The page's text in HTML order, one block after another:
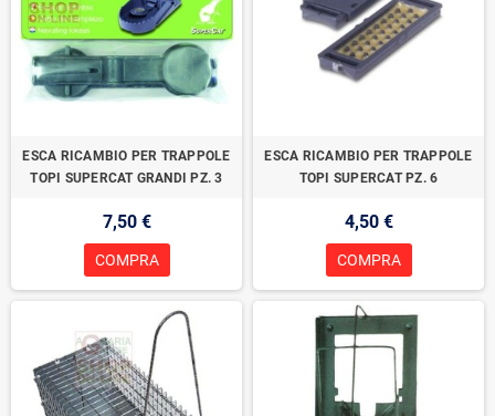
ESCA RICAMBIO PER TRAPPOLE
TOPI SUPERCAT GRANDI PZ. 3
7,50 €
COMPRA
ESCA RICAMBIO PER TRAPPOLE
TOPI SUPERCAT PZ. 6
4,50 €
COMPRA